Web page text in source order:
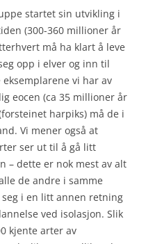
startet sin utvikling i
(300-360 millioner år
må ha klart å leve
opp i elver og inn til
vi har av
eocen (ca 35 millioner år
harpiks) må de i
Vi mener også at
ser ut til å gå litt
– dette er nok mest av alt
de andre i samme
i en litt annen retning
ved isolasjon. Slik
kjente arter av